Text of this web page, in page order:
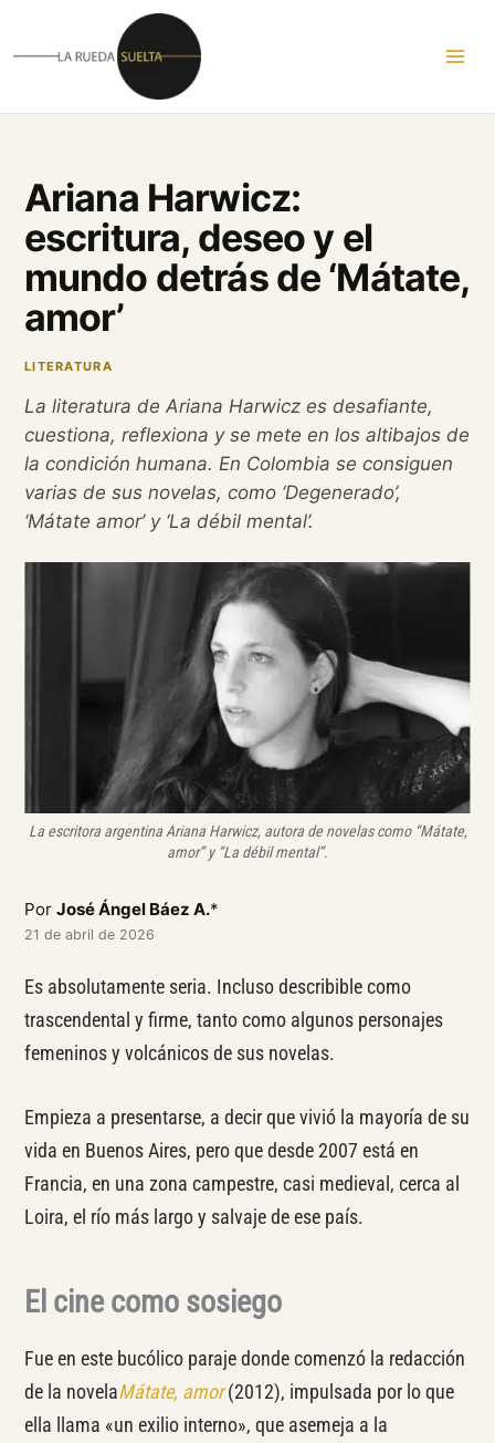
contenido
Ariana Harwicz:
escritura, deseo y el
mundo detrás de ‘Mátate,
amor’
LITERATURA
La literatura de Ariana Harwicz es desafiante,
cuestiona, reflexiona y se mete en los altibajos de
la condición humana. En Colombia se consiguen
varias de sus novelas, como ‘Degenerado’,
‘Mátate amor’ y ‘La débil mental’.
La escritora argentina Ariana Harwicz, autora de novelas como “Mátate,
amor” y “La débil mental”.
Por José Ángel Báez A.*
21 de abril de 2026
Es absolutamente seria. Incluso describible como
trascendental y firme, tanto como algunos personajes
femeninos y volcánicos de sus novelas.
Empieza a presentarse, a decir que vivió la mayoría de su
vida en Buenos Aires, pero que desde 2007 está en
Francia, en una zona campestre, casi medieval, cerca al
Loira, el río más largo y salvaje de ese país.
El cine como sosiego
Fue en este bucólico paraje donde comenzó la redacción
de la novelaMátate, amor(2012), impulsada por lo que
ella llama «un exilio interno», que asemeja a la